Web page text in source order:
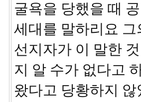
굴욕을 당했을 때
세대를 말하리요
선지자가 이 말한
지 알 수가 없다고
왔다고 당황하지